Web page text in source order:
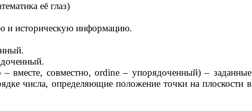
её глаз)
и историческую информацию.
– вместе, совместно,ordine – упорядоченный) – заданные
числа, определяющие положение точки на плоскости в